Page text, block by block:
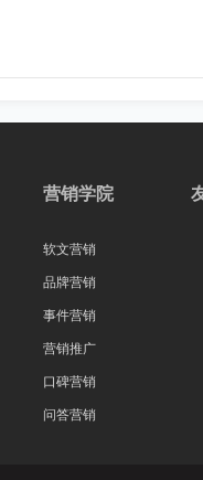
营销学院
软文营销
品牌营销
事件营销
营销推广
口碑营销
问答营销